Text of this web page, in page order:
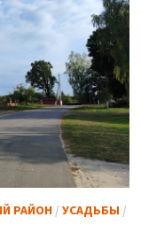
РАЙОН/ УСАДЬБЫ /